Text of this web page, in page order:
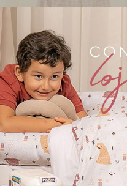
Calça Saruel para
Bebê e Kids GG - Pied
Poule...